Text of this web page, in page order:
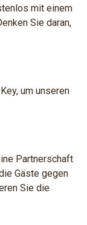
mit einem
Sie daran,
um unseren
Partnerschaft
Gäste gegen
Sie die